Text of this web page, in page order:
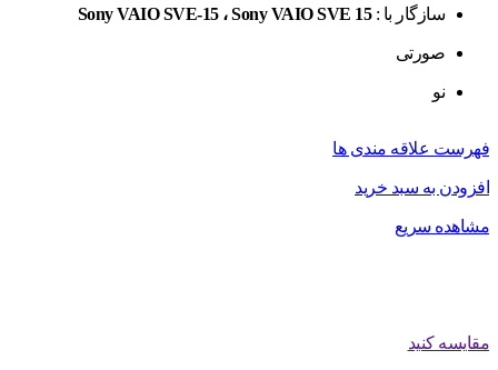
سازگار با :Sony VAIO SVE-15 ، Sony VAIO SVE 15
صورتی
نو
فهرست علاقه مندی ها
افزودن به سبد خرید
مشاهده سریع
مقایسه کنید